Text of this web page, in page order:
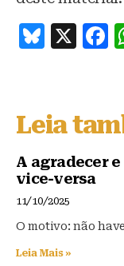
B
s
k
y
X
F
e
o
Leia
A agradecer
vice-versa
11/10/2025
O motivo: não
Leia Mais »